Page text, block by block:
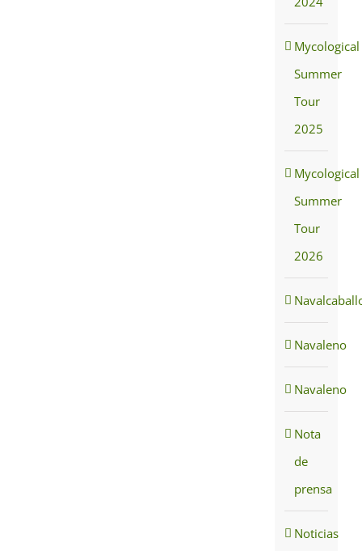
Mycological
Summer
Tour
2025
Mycological
Summer
Tour
2026
Navaleno
Navaleno
Nota
de
prensa
Noticias